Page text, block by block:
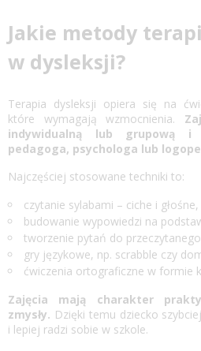
Jakie metody
w dysleksji?
Terapia dysleksji opiera się na
które wymagają wzmocnienia.
indywidualną lub grupową i
pedagoga, psychologa lub
Najczęściej stosowane techniki to:
czytanie sylabami – ciche i
budowanie wypowiedzi na
tworzenie pytań do
gry językowe, np. scrabble czy
ćwiczenia ortograficzne w formie
Zajęcia mają charakter
zmysły. Dzięki temu dziecko
i lepiej radzi sobie w szkole.